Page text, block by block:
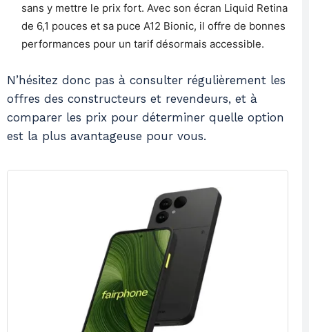
sans y mettre le prix fort. Avec son écran Liquid Retina
de 6,1 pouces et sa puce A12 Bionic, il offre de bonnes
performances pour un tarif désormais accessible.
N’hésitez donc pas à consulter régulièrement les
offres des constructeurs et revendeurs, et à
comparer les prix pour déterminer quelle option
est la plus avantageuse pour vous.